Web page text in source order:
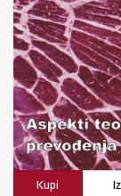
Kupi